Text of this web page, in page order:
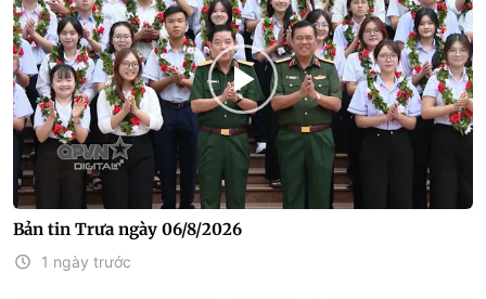
Bản tin Trưa ngày 06/8/2026
1 ngày trước